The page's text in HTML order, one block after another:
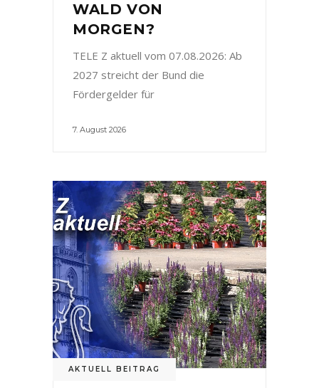
WALD VON
MORGEN?
TELE Z aktuell vom 07.08.2026: Ab
2027 streicht der Bund die
Fördergelder für
7. August 2026
AKTUELL BEITRAG